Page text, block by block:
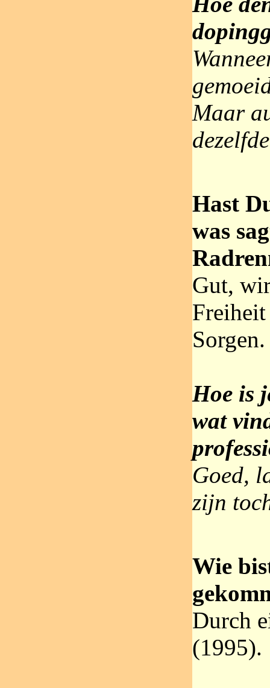
Maar
Hast
was
Gut,
Sorgen.
Hoe is
wat
Goed,
zijn
Wie
Durch
(1995).